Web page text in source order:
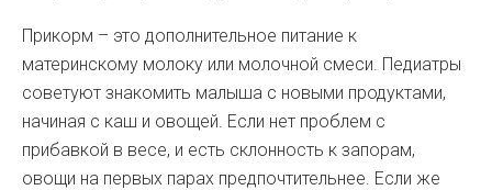
Прикорм – это дополнительное питание к
материнскому молоку или молочной смеси. Педиатры
советуют знакомить малыша с новыми продуктами,
начиная с каш и овощей. Если нет проблем с
прибавкой в весе, и есть склонность к запорам,
овощи на первых парах предпочтительнее. Если же